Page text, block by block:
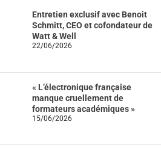
Entretien exclusif avec Benoit
Schmitt, CEO et cofondateur de
Watt & Well
22/06/2026
« L’électronique française
manque cruellement de
formateurs académiques »
15/06/2026